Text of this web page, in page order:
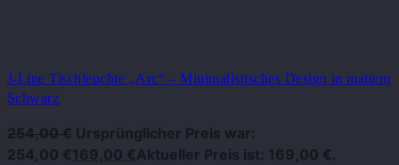
J-Line Tischleuchte „Arc“ – Minimalistisches Design in mattem
Schwarz
254,00€ Ursprünglicher Preis war:
254,00 €169,00 €Aktueller Preis ist: 169,00 €.